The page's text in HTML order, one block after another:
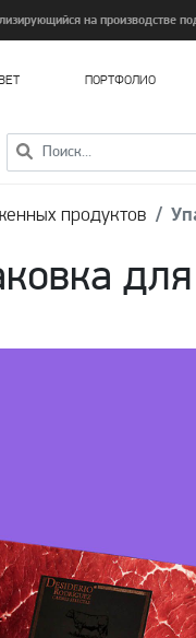
на производстве
ПОРТФОЛИО
продуктов